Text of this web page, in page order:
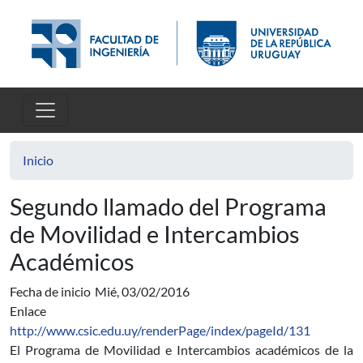
Inicio
Segundo llamado del Programa
de Movilidad e Intercambios
Académicos
Fecha de inicio Mié, 03/02/2016
Enlace
http://www.csic.edu.uy/renderPage/index/pageId/131
El Programa de Movilidad e Intercambios académicos de la